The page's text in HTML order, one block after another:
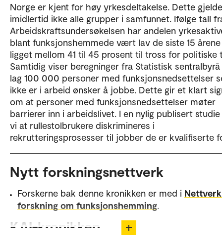
Norge er kjent for høy yrkesdeltakelse. Dette
imidlertid ikke alle grupper i samfunnet. Ifølge tall
Arbeidskraftsundersøkelsen har andelen
blant funksjonshemmede vært lav de siste 15
ligget mellom 41 til 45 prosent til tross for politiske
Samtidig viser beregninger fra Statistisk
lag 100 000 personer med funksjonsnedsettelser
ikke er i arbeid ønsker å jobbe. Dette gir et klart
om at personer med funksjonsnedsettelser møter
barrierer inn i arbeidslivet. I en nylig publisert
vi at rullestolbrukere diskrimineres i
rekrutteringsprosesser til jobber de er kvalifiserte
Nytt forskningsnettverk
Forskerne bak denne kronikken er med i
forskning om funksjonshemming.
KAI-kronikken